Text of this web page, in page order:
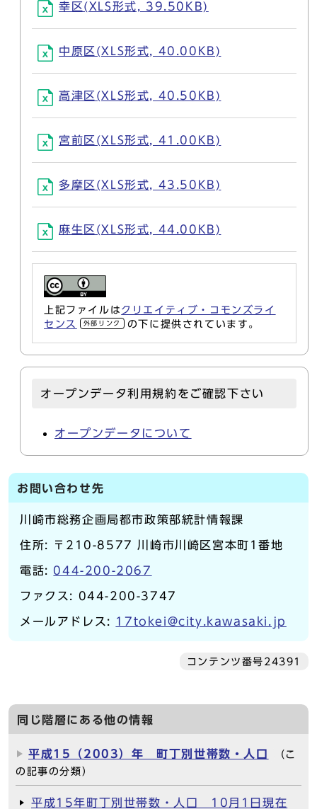
幸区(XLS形式, 39.50KB)
中原区(XLS形式, 40.00KB)
高津区(XLS形式, 40.50KB)
宮前区(XLS形式, 41.00KB)
多摩区(XLS形式, 43.50KB)
麻生区(XLS形式, 44.00KB)
上記ファイルは クリエイティブ・コモンズライ
センス
外部リンク の下に提供されています。
オープンデータ利用規約をご確認下さい
オープンデータについて
お問い合わせ先
川崎市総務企画局都市政策部統計情報課
住所: 〒210-8577 川崎市川崎区宮本町1番地
電話: 044-200-2067
ファクス: 044-200-3747
メールアドレス: 17tokei@city.kawasaki.jp
コンテンツ番号24391
同じ階層にある他の情報
平成15（2003）年 町丁別世帯数・人口
（こ
の記事の分類）
平成15年町丁別世帯数・人口 10月1日現在